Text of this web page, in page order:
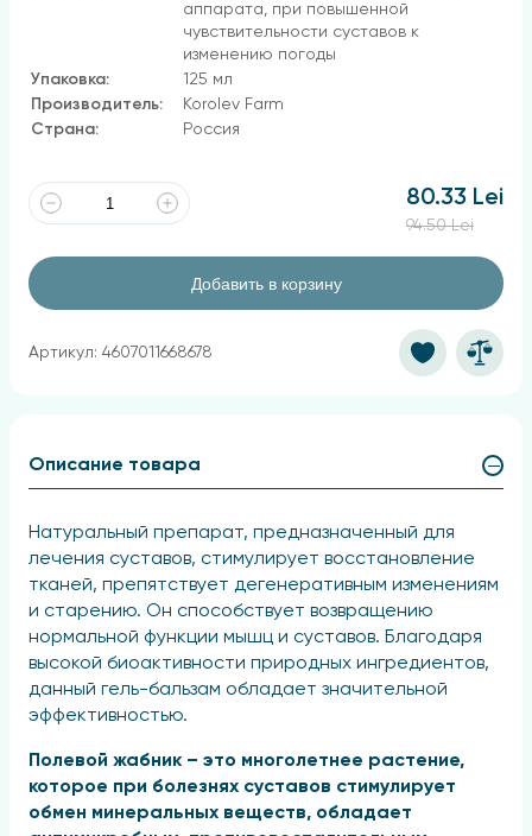
аппарата, при повышенной
чувствительности суставов к
изменению погоды
Упаковка:
125 мл
Производитель:
Korolev Farm
Страна:
Россия
80.33 Lei
94.50 Lei
Добавить в корзину
Артикул: 4607011668678
Описание товара
Натуральный препарат, предназначенный для
лечения суставов, стимулирует восстановление
тканей, препятствует дегенеративным изменениям
и старению. Он способствует возвращению
нормальной функции мышц и суставов. Благодаря
высокой биоактивности природных ингредиентов,
данный гель-бальзам обладает значительной
эффективностью.
Полевой жабник – это многолетнее растение,
которое при болезнях суставов стимулирует
обмен минеральных веществ, обладает